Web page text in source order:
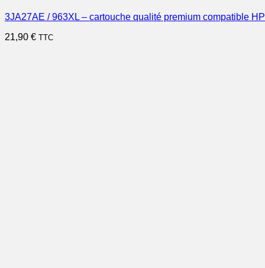
3JA27AE / 963XL – cartouche qualité premium compatible
21,90 € TTC